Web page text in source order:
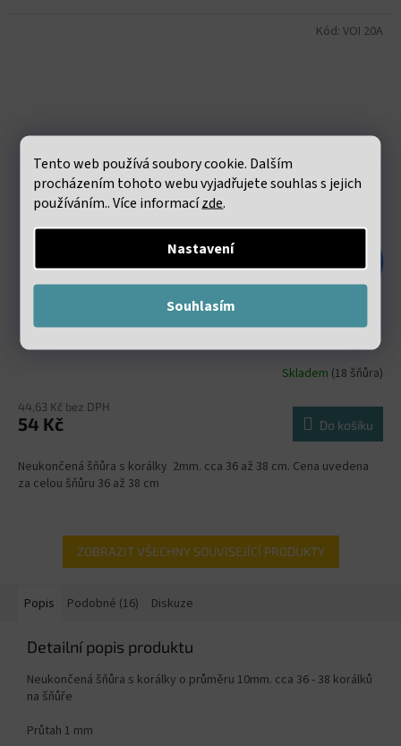
Tento web používá soubory cookie. Dalším
procházením tohoto webu vyjadřujete souhlas s jejich
používáním.. Více informacízde.
Nastavení
Souhlasím
–46 %
Křišťál s rutilem fasetovaný 2mm šňůra 36 až 38 cm
Skladem (18 šňůra)
44,63 Kč bez DPH
54 Kč Do košíku
Neukončená šňůra s korálky 2mm. cca 36 až 38 cm. Cena uvedena
za celou šňůru 36 až 38 cm
Kód: VOI 20A
ZOBRAZIT VŠECHNY SOUVISEJÍCÍ PRODUKTY
Popis Podobné (16) Diskuze
Detailní popis produktu
Neukončená šňůra s korálky o průměru 10mm. cca 36 - 38 korálků
na šňůře
Průtah 1 mm